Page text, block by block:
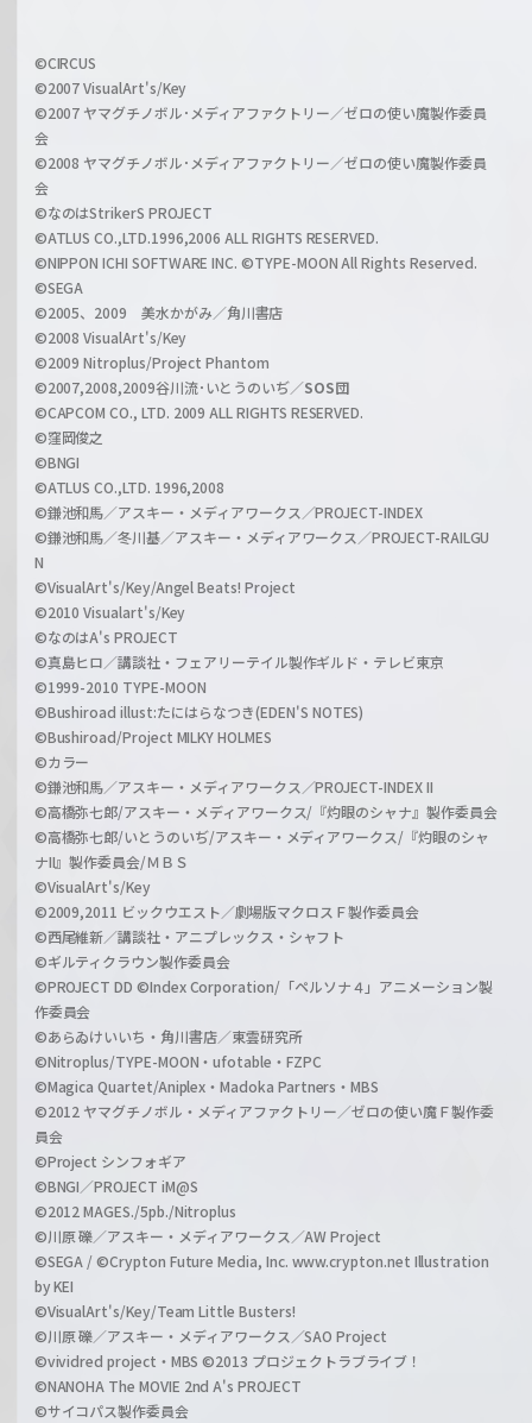
a
r
z
i
l
h
a
n
l
©CIRCUS
©2007 VisualArt's/Key
©2007 ヤマグチノボル･メディアファクトリー／ゼロの使い魔製作委員
会
©2008 ヤマグチノボル･メディアファクトリー／ゼロの使い魔製作委員
会
©なのはStrikerS PROJECT
©ATLUS CO.,LTD.1996,2006 ALL RIGHTS RESERVED.
©NIPPON ICHI SOFTWARE INC. ©TYPE-MOON All Rights Reserved.
©SEGA
©2005、2009 美水かがみ／角川書店
©2008 VisualArt's/Key
©2009 Nitroplus/Project Phantom
©2007,2008,2009谷川流･いとうのいぢ／SOS団
©CAPCOM CO., LTD. 2009 ALL RIGHTS RESERVED.
©窪岡俊之
©BNGI
©ATLUS CO.,LTD. 1996,2008
©鎌池和馬／アスキー・メディアワークス／PROJECT-INDEX
©鎌池和馬／冬川基／アスキー・メディアワークス／PROJECT-RAILGU
N
©VisualArt's/Key/Angel Beats! Project
©2010 Visualart's/Key
©なのはA's PROJECT
©真島ヒロ／講談社・フェアリーテイル製作ギルド・テレビ東京
©1999-2010 TYPE-MOON
©Bushiroad illust:たにはらなつき(EDEN'S NOTES)
©Bushiroad/Project MILKY HOLMES
©カラー
©鎌池和馬／アスキー・メディアワークス／PROJECT-INDEX II
©高橋弥七郎/アスキー・メディアワークス/『灼眼のシャナ』製作委員会
©高橋弥七郎/いとうのいぢ/アスキー・メディアワークス/『灼眼のシャ
ナII』製作委員会/ＭＢＳ
©VisualArt's/Key
©2009,2011 ビックウエスト／劇場版マクロスＦ製作委員会
©西尾維新／講談社・アニプレックス・シャフト
©ギルティクラウン製作委員会
©PROJECT DD ©Index Corporation/「ペルソナ４」アニメーション製
作委員会
©あらゐけいいち・角川書店／東雲研究所
©Nitroplus/TYPE-MOON・ufotable・FZPC
©Magica Quartet/Aniplex・Madoka Partners・MBS
©2012 ヤマグチノボル・メディアファクトリー／ゼロの使い魔Ｆ製作委
員会
©Project シンフォギア
©BNGI／PROJECT iM@S
©2012 MAGES./5pb./Nitroplus
©川原 礫／アスキー・メディアワークス／AW Project
©SEGA / ©Crypton Future Media, Inc. www.crypton.net Illustration
by KEI
©VisualArt's/Key/Team Little Busters!
©川原 礫／アスキー・メディアワークス／SAO Project
©vividred project・MBS ©2013 プロジェクトラブライブ！
©NANOHA The MOVIE 2nd A's PROJECT
©サイコパス製作委員会